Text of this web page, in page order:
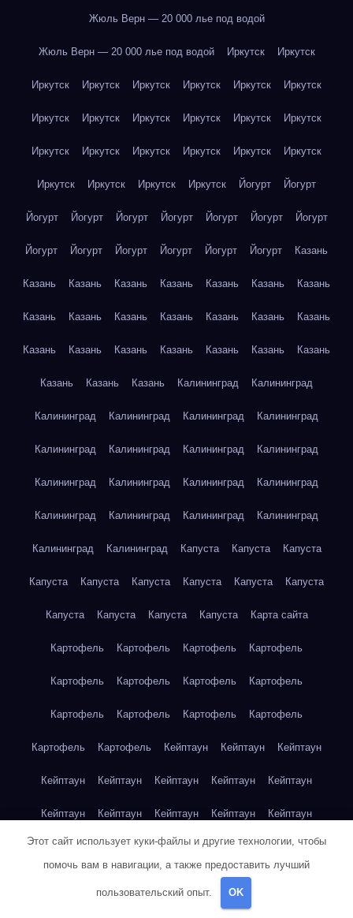
Жюль Верн — 20 000 лье под водой
Жюль Верн — 20 000 лье под водой Иркутск Иркутск
Иркутск Иркутск Иркутск Иркутск Иркутск Иркутск
Иркутск Иркутск Иркутск Иркутск Иркутск Иркутск
Иркутск Иркутск Иркутск Иркутск Иркутск Иркутск
Иркутск Иркутск Иркутск Иркутск Йогурт Йогурт
Йогурт Йогурт Йогурт Йогурт Йогурт Йогурт Йогурт
Йогурт Йогурт Йогурт Йогурт Йогурт Йогурт Казань
Казань Казань Казань Казань Казань Казань Казань
Казань Казань Казань Казань Казань Казань Казань
Казань Казань Казань Казань Казань Казань Казань
Казань Казань Казань Калининград Калининград
Калининград Калининград Калининград Калининград
Калининград Калининград Калининград Калининград
Калининград Калининград Калининград Калининград
Калининград Калининград Калининград Калининград
Калининград Калининград Капуста Капуста Капуста
Капуста Капуста Капуста Капуста Капуста Капуста
Капуста Капуста Капуста Капуста Карта сайта
Картофель Картофель Картофель Картофель
Картофель Картофель Картофель Картофель
Картофель Картофель Картофель Картофель
Картофель Картофель Кейптаун Кейптаун Кейптаун
Кейптаун Кейптаун Кейптаун Кейптаун Кейптаун
Кейптаун Кейптаун Кейптаун Кейптаун Кейптаун
Кейптаун Кейптаун Кейптаун Кейптаун Кейптаун
Клубника
Красноярск
Этот сайт использует куки-файлы и другие технологии, чтобы
помочь вам в навигации, а также предоставить лучший
пользовательский опыт. OK